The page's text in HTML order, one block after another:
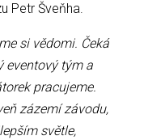
Petr Šveňha.
si vědomi. Čeká
eventový tým a
pracujeme.
zázemí závodu,
světle,